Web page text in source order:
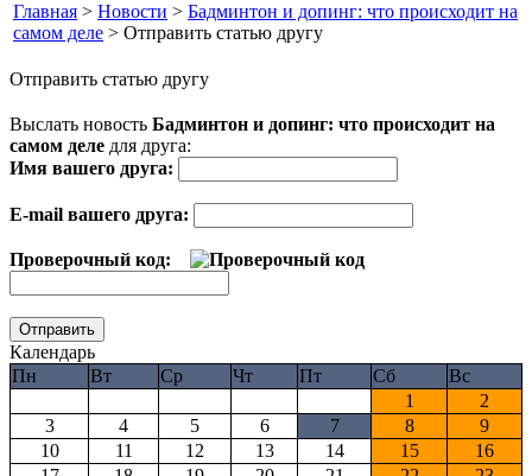
Главная > Новости > Бадминтон и допинг: что происходит на
самом деле > Отправить статью другу
Отправить статью другу
Выслать новость Бадминтон и допинг: что происходит на
самом деле для друга:
Имя вашего друга:
E-mail вашего друга:
Проверочный код:
Календарь
Пн
Вт Ср Чт Пт Сб
Вс
1
2
3
4 5 6 7 8
9
10
11 12 13 14 15
16